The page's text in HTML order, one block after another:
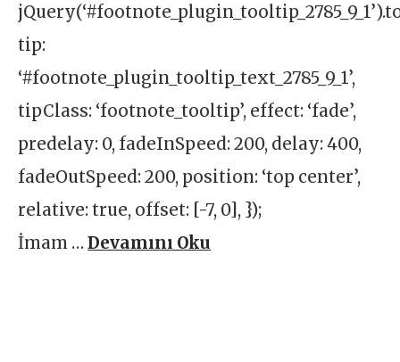
tip:
‘#footnote_plugin_tooltip_text_2785_9_1’,
tipClass: ‘footnote_tooltip’, effect: ‘fade’,
predelay: 0, fadeInSpeed: 200, delay: 400,
fadeOutSpeed: 200, position: ‘top center’,
relative: true, offset: [-7, 0], });
İmam …Devamını Oku